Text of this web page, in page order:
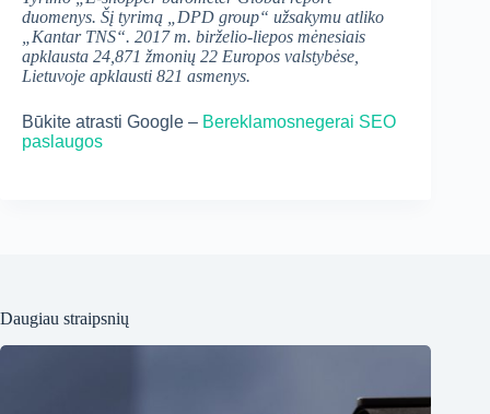
duomenys. Šį tyrimą „DPD group“ užsakymu atliko
„Kantar TNS“. 2017 m. birželio-liepos mėnesiais
apklausta 24,871 žmonių 22 Europos valstybėse,
Lietuvoje apklausti 821 asmenys.
Būkite atrasti Google – Bereklamosnegerai SEO
paslaugos
Daugiau straipsnių